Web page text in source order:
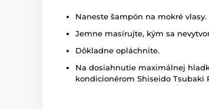
Naneste šampón na mokré vlasy.
Jemne masírujte, kým sa
Dôkladne opláchnite.
Na dosiahnutie maximálnej
kondicionérom Shiseido Tsubaki